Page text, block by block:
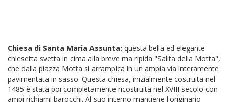
Chiesa di Santa Maria Assunta: questa bella ed elegante
chiesetta svetta in cima alla breve ma ripida "Salita della Motta",
che dalla piazza Motta si arrampica in un ampia via interamente
pavimentata in sasso. Questa chiesa, inizialmente costruita nel
1485 è stata poi completamente ricostruita nel XVIII secolo con
ampi richiami barocchi. Al suo interno mantiene l'originario